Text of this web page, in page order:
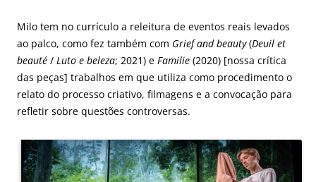
Milo tem no currículo a releitura de eventos reais levados
ao palco, como fez também com Grief and beauty(Deuil et
beauté / Luto e beleza; 2021) e Familie (2020) [nossa crítica
das peças] trabalhos em que utiliza como procedimento o
relato do processo criativo, filmagens e a convocação para
refletir sobre questões controversas.